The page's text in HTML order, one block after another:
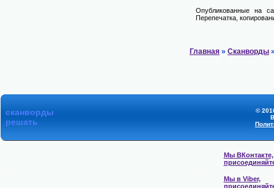
Опубликованные на
Перепечатка,
Главная » Сканворды
сканворды
решать
©
Мы ВКонтакте,
Мы в Viber,